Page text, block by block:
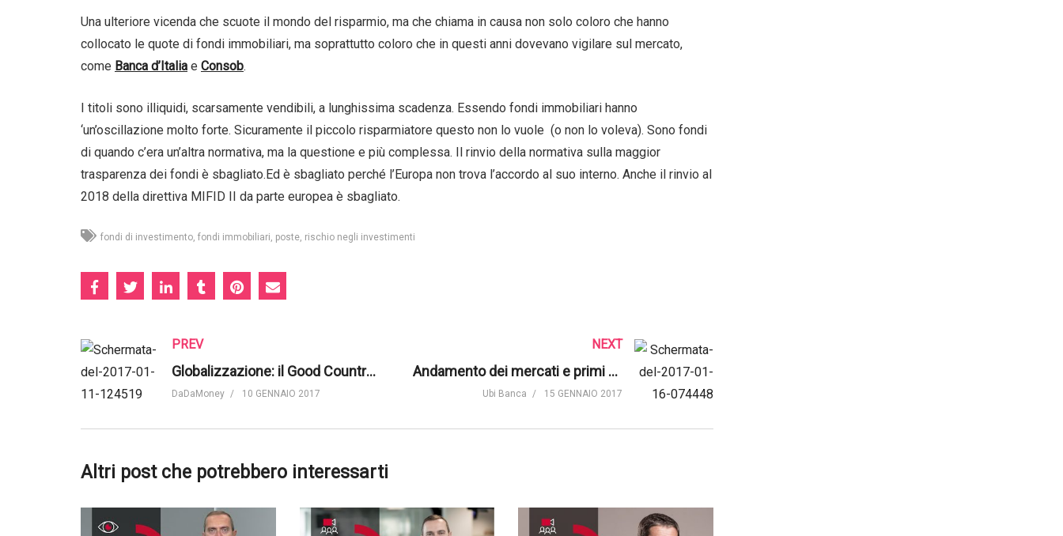
Una ulteriore vicenda che scuote il mondo del risparmio, ma che chiama in causa non solo coloro che hanno
collocato le quote di fondi immobiliari, ma soprattutto coloro che in questi anni dovevano vigilare sul mercato,
come Banca d’Italia e Consob.
I titoli sono illiquidi, scarsamente vendibili, a lunghissima scadenza. Essendo fondi immobiliari hanno
‘un’oscillazione molto forte. Sicuramente il piccolo risparmiatore questo non lo vuole (o non lo voleva). Sono fondi
di quando c’era un’altra normativa, ma la questione e più complessa. Il rinvio della normativa sulla maggior
trasparenza dei fondi è sbagliato.Ed è sbagliato perché l’Europa non trova l’accordo al suo interno. Anche il rinvio al
2018 della direttiva MIFID II da parte europea è sbagliato.
fondi di investimento fondi immobiliari poste rischio negli investimenti
PREV
Globalizzazione: il Good Country Index
DaDaMoney 10 GENNAIO 2017
NEXT
Andamento dei mercati e primi passi di Trump secondo Ubi Money
Ubi Banca 15 GENNAIO 2017
Altri post che potrebbero interessarti